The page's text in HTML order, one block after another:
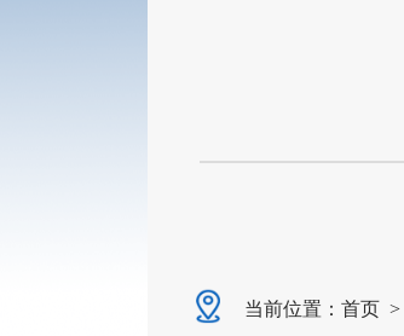
当前位置： 首页 >